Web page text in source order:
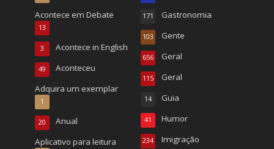
Acontece em Debate
13
Acontece in English
3
Aconteceu
49
Adquira um exemplar
1
Anual
20
Aplicativo para leitura
Gastronomia
171
Gente
103
Geral
656
Geral
115
Guia
14
Humor
41
Imigração
234